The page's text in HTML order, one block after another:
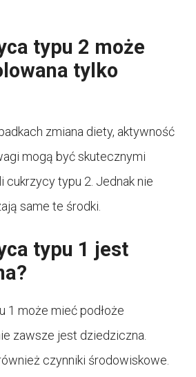
typu 2 może
tylko
zmiana diety, aktywność
mogą być skutecznymi
cukrzycy typu 2. Jednak nie
same te środki.
typu 1 jest
1 może mieć podłoże
zawsze jest dziedziczna.
czynniki środowiskowe.